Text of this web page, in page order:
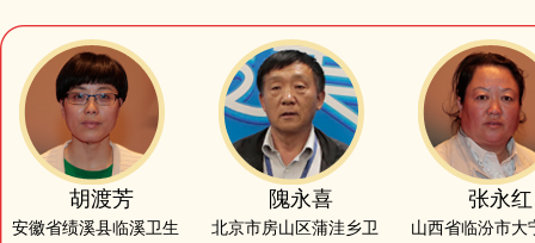
胡渡芳
安徽省绩溪县临溪卫生
隗永喜
北京市房山区蒲洼乡卫
张永红
山西省临汾市大